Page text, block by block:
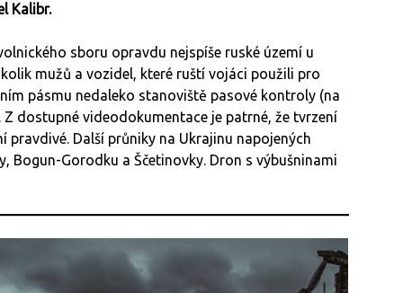
Kalibr.
sboru opravdu nejspíše ruské území u
mužů a vozidel, které ruští vojáci použili pro
pásmu nedaleko stanoviště pasové kontroly (na
dostupné videodokumentace je patrné, že tvrzení
pravdivé. Další průniky na Ukrajinu napojených
Bogun-Gorodku a Ščetinovky. Dron s výbušninami